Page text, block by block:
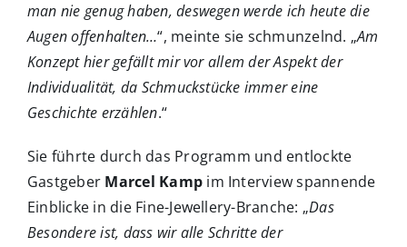
man nie genug haben, deswegen werde ich heute die
Augen offenhalten…“, meinte sie schmunzelnd. „Am
Konzept hier gefällt mir vor allem der Aspekt der
Individualität, da Schmuckstücke immer eine
Geschichte erzählen.“
Sie führte durch das Programm und entlockte
Gastgeber Marcel Kamp im Interview spannende
Einblicke in die Fine-Jewellery-Branche: „Das
Besondere ist, dass wir alle Schritte der